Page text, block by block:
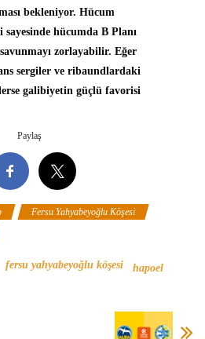
bekleniyor. Hücum
hücumda B Planı
zorlayabilir. Eğer
sergiler ve ribaundlardaki
galibiyetin güçlü favorisi
Paylaş
Fersu Yahyabeyoğlu Köşesi
fersu yahyabeyoğlu köşesi
hapoel